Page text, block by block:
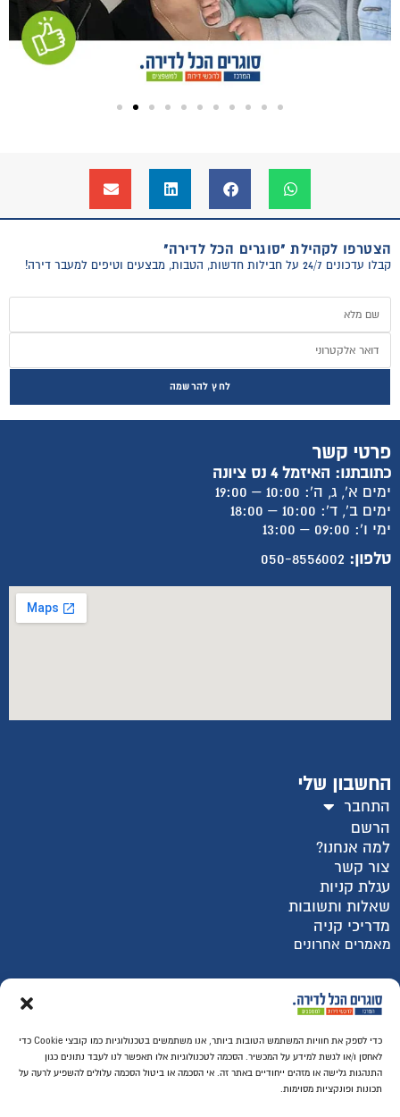
כדי לספק את חוויות המשתמש הטובות ביותר, אנו משתמשים בטכנולוגיות כמו קובצי Cookie כדי
לאחסן ו/או לגשת למידע על המכשיר. הסכמה לטכנולוגיות אלו תאפשר לנו לעבד נתונים כגון
התנהגות גלישה או מזהים ייחודיים באתר זה. אי הסכמה או ביטול הסכמה עלולים להשפיע לרעה על
תכונות ופונקציות מסוימות.
הצטרפו לקהילת "סוגרים הכל לדירה"
קבלו עדכונים 24/7 על חבילות חדשות, הטבות, מבצעים וטיפים למעבר דירה!
לחץ להרשמה
פרטי קשר
כתובתנו: האיזמל 4 נס ציונה
ימים א', ג, ה': 10:00 – 19:00
ימים ב', ד': 10:00 – 18:00
ימי ו': 09:00 – 13:00
טלפון: 050-8556002
החשבון שלי
התחבר
הרשם
למה אנחנו?
צור קשר
עגלת קניות
שאלות ותשובות
מדריכי קניה
מאמרים אחרונים
רכישה מאובטחת SSL